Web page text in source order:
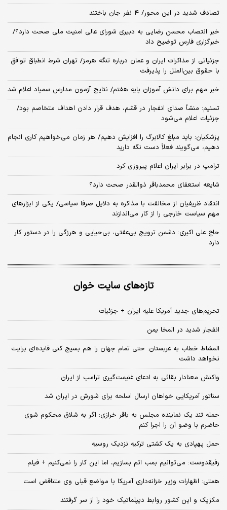
تصادف شدید در این محور/ ۴ نفر جان باختند
خبر انتصاب محسن رضایی به دبیری شورای عالی امنیت ملی صحت دارد؟/
خبرگزاری فارس توضیح داد
جزئیاتی از مذاکرات ایران و عمان درباره تنگه هرمز/ تهران شرط انطباق توافق
با حقوق بین‌الملل را پذیرفت
خبر مهم برای دانش آموزان پایه هفتم/ نتایج آزمون مدارس سمپاد اعلام شد
تسنیم: منشأ صدای انفجار در قشم، هدف قرار دادن اهداف متخاصم بود/
جزئیات اعلام می‌شود
پزشکیان: باید مبلغ کالابرگ را افزایش دهیم/ هر زمان می‌خواهیم کاری انجام
دهیم، می‌گویند فعلاً دست نگه دارید
ترامپ در برابر ایران اعلام پیروزی کرد
شایعه استعفای محمدباقر ذوالقدر صحت دارد؟
انتقاد ظریفیان از مخالفت با مذاکره به دلایل صرفا سیاسی/ یکی از ابزارهای
مهم سیاست خارجی را از کار می‌اندازند
حاج علی اکبری: دشمن ترویج بی‌عفتی، بی‌حیایی و هرزگی را در دستور کار
دارد
تازه‌های سایت خوان
تحریم‌های جدید آمریکا علیه ایران + جزئیات
انفجار شدید در المخا یمن
المشاط خطاب به عربستان: حتی تمام جهان را هم بسیج کنی فایده‌ای برایت
نخواهد داشت
واکنش معنادار بقائی به ادعای غنیمت‌گیری ترامپ از ایران
سناتور آمریکایی خواهان ارسال اسلحه برای شورش در ایران شد
حمله تند یک نماینده مجلس به باقر خرازی: اگر به شلاق محکوم شوی
حاضرم با وضو آن را اجرا کنم
حمل پهپادی به یک کشتی ترکیه نزدیک روسیه
رفیقدوست: می‌توانیم بمب اتم بسازیم، اما این کار را نمی‌کنیم + فیلم
همتی: اظهارات وزیر خزانه‌داری آمریکا با مواضع قبلی وی متناقض است
مکزیک و این کشور روابط دیپلماتیک خود را از سر گرفتند